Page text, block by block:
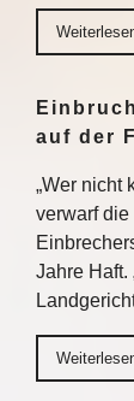
auf der
„Wer nicht
verwarf
Jahre Haft.